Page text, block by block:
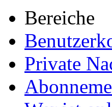
Bereiche
Private